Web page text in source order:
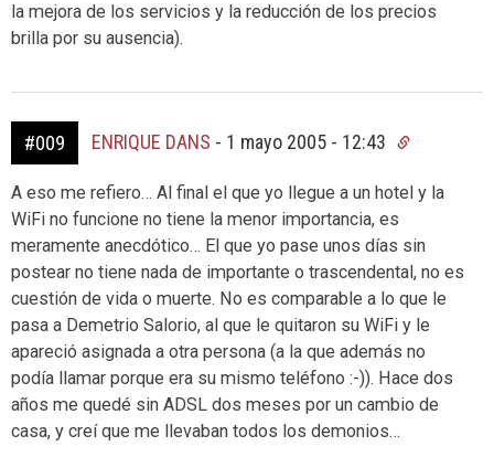
la mejora de los servicios y la reducción de los precios
brilla por su ausencia).
#009 ENRIQUE DANS - 1 mayo 2005 - 12:43
A eso me refiero… Al final el que yo llegue a un hotel y la
WiFi no funcione no tiene la menor importancia, es
meramente anecdótico… El que yo pase unos días sin
postear no tiene nada de importante o trascendental, no es
cuestión de vida o muerte. No es comparable a lo que le
pasa a Demetrio Salorio, al que le quitaron su WiFi y le
apareció asignada a otra persona (a la que además no
podía llamar porque era su mismo teléfono :-)). Hace dos
años me quedé sin ADSL dos meses por un cambio de
casa, y creí que me llevaban todos los demonios…